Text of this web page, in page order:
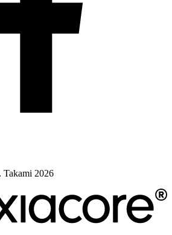
Takami 2026